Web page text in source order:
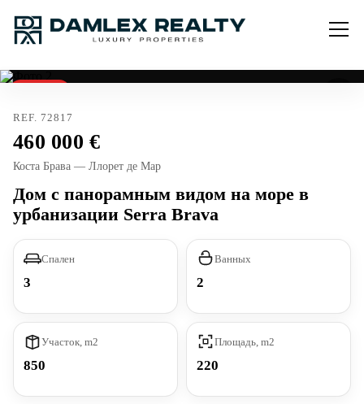
REF. 72817
460 000
Коста Брава — Ллорет де Мар
Дом с панорамным видом на море в
урбанизации Serra Brava
Спален
3
Ванных
2
Участок, m2
850
Площадь, m2
220